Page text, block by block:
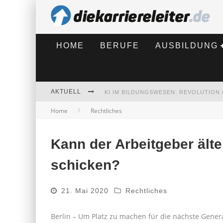
HOME BERUFE AUSBILDUNG
AKTUELL
BEWERBEN 2026: WAS SICH
Home Rechtliches
Kann der Arbeitgeber
schicken?
21. Mai 2020 Rechtliches
Berlin – Um Platz zu machen für die nächste